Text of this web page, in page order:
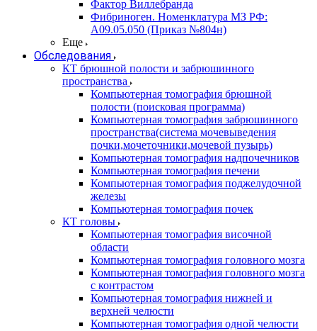
Фактор Виллебранда
Фибриноген. Номенклатура МЗ РФ:
A09.05.050 (Приказ №804н)
Еще
Обследования
КТ брюшной полости и забрюшинного
пространства
Компьютерная томография брюшной
полости (поисковая программа)
Компьютерная томография забрюшинного
пространства(система мочевыведения
почки,мочеточники,мочевой пузырь)
Компьютерная томография надпочечников
Компьютерная томография печени
Компьютерная томография поджелудочной
железы
Компьютерная томография почек
КТ головы
Компьютерная томография височной
области
Компьютерная томография головного мозга
Компьютерная томография головного мозга
с контрастом
Компьютерная томография нижней и
верхней челюсти
Компьютерная томография одной челюсти